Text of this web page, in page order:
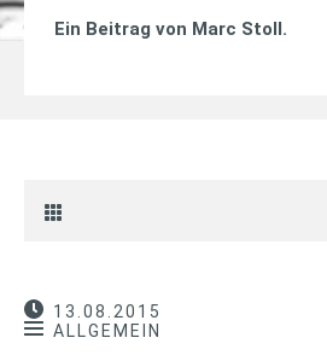
Ein Beitrag von Marc Stoll.
13.08.2015
ALLGEMEIN